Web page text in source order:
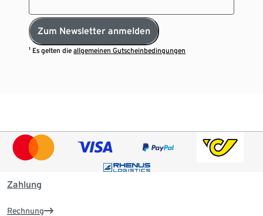
Zum Newsletter anmelden
¹ Es gelten dieallgemeinen Gutscheinbedingungen
Zahlung
Rechnung